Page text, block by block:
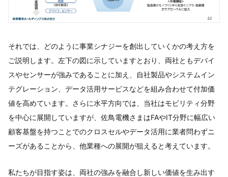
それでは、どのように事業シナジーを創出していくかの考え方を
ご説明します。左下の図に示していますとおり、両社ともデバイ
スやセンサーが強みであることに加え、自社製品やシステムイン
テグレーション、データ活用サービスなどを組み合わせて付加価
値を高めています。さらに水平方向では、当社はモビリティ分野
を中心に展開していますが、佐鳥電機さまはFAやIT分野に幅広い
顧客基盤を持つことでのクロスセルやデータ活用に業者問わずニ
ーズがあることから、他業種への展開が狙えると考えています。
私たちが目指す姿は、両社の強みを融合し新しい価値を生み出す